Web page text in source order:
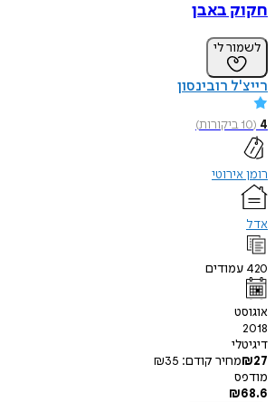
חקוק באבן
לשמור לי
רייצ'ל רובינסון
4
(
10ביקורות)
רומן אירוטי
אדל
420 עמודים
אוגוסט
2018
דיגיטלי
₪27 מחיר קודם: ₪35
מודפס
₪68.6